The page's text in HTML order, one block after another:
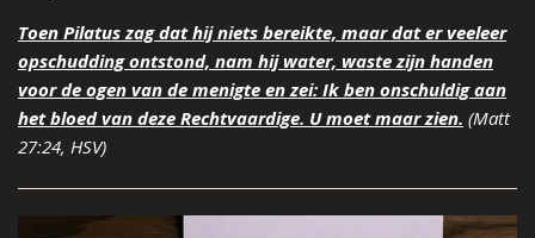
Toen Pilatus zag dat hij niets bereikte, maar dat er veeleer
opschudding ontstond, nam hij water, waste zijn handen
voor de ogen van de menigte en zei: Ik ben onschuldig aan
het bloed van deze Rechtvaardige. U moet maar zien. (Matt
27:24, HSV)